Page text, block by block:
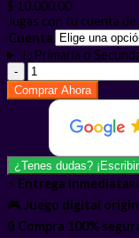
$ 10.000,00
Jugas con tu cuenta
Cuenta
i ¿Primaria o
Diablo
3
Eternal
Collection
Retro
cantidad
Comprar Ahora
¿Tenes dudas?
⚡ Entrega inmediata
🎮 Juego digital
🔒 Compra 100%